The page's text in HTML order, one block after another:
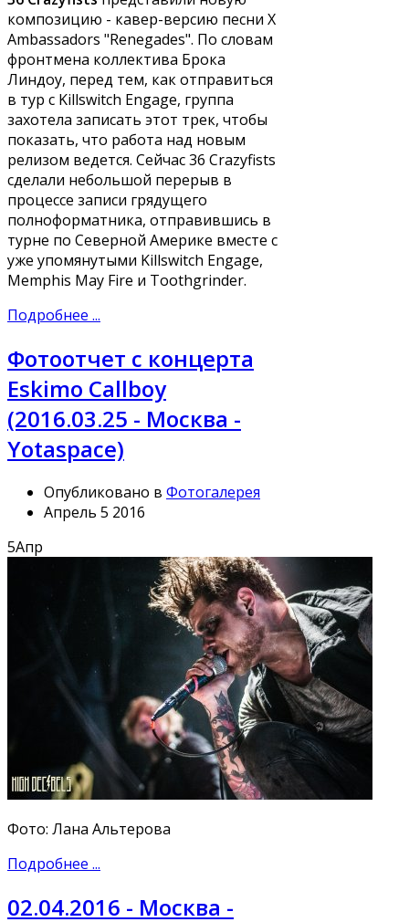
композицию - кавер-версию песни X
Ambassadors "Renegades". По словам
фронтмена коллектива Брока
Линдоу, перед тем, как отправиться
в тур с Killswitch Engage, группа
захотела записать этот трек, чтобы
показать, что работа над новым
релизом ведется. Сейчас 36 Crazyfists
сделали небольшой перерыв в
процессе записи грядущего
полноформатника, отправившись в
турне по Северной Америке вместе с
уже упомянутыми Killswitch Engage,
Memphis May Fire и Toothgrinder.
Подробнее ...
Фотоотчет с концерта
Eskimo Callboy
(2016.03.25 - Москва -
Yotaspace)
Опубликовано в Фотогалерея
Апрель 5 2016
5Апр
Фото: Лана Альтерова
Подробнее ...
02.04.2016 - Москва -